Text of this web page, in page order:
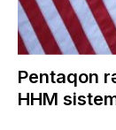
Pentaqon
HHM